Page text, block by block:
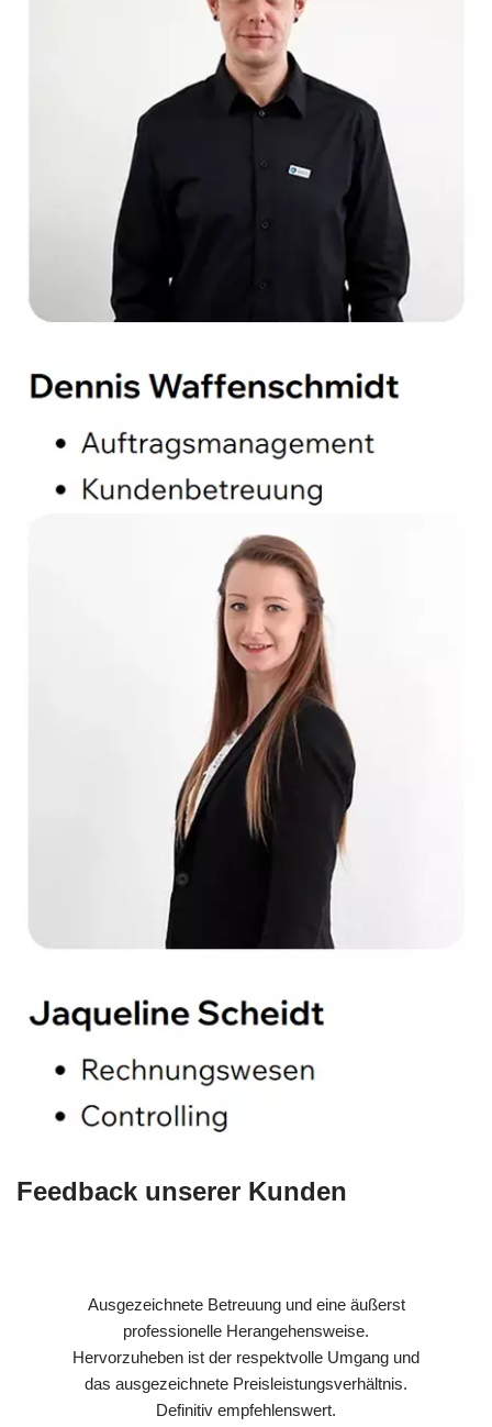
Feedback unserer Kunden
Ausgezeichnete Betreuung und eine äußerst
professionelle Herangehensweise.
Hervorzuheben ist der respektvolle Umgang und
das ausgezeichnete Preisleistungsverhältnis.
Definitiv empfehlenswert.